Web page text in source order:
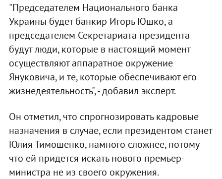
"Председателем Национального банка
Украины будет банкир Игорь Юшко, а
председателем Секретариата президента
будут люди, которые в настоящий момент
осуществляют аппаратное окружение
Януковича, и те, которые обеспечивают его
жизнедеятельность", - добавил эксперт.
Он отметил, что спрогнозировать кадровые
назначения в случае, если президентом станет
Юлия Тимошенко, намного сложнее, потому
что ей придется искать нового премьер-
министра не из своего окружения.